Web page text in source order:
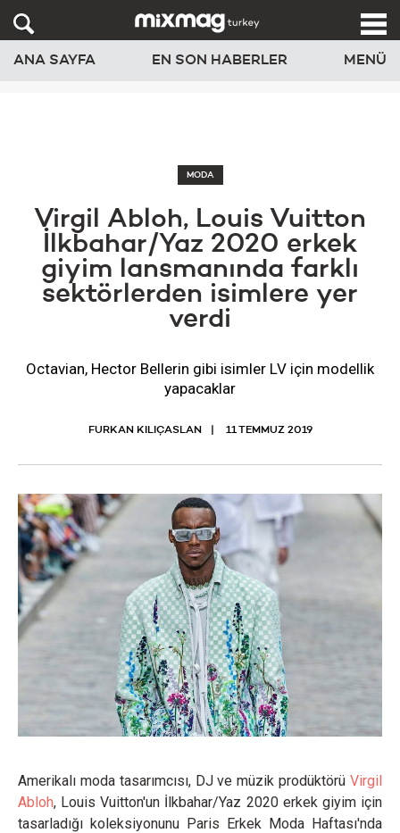
ANA SAYFA EN SON HABERLER MENÜ
MODA
Virgil Abloh, Louis Vuitton
İlkbahar/Yaz 2020 erkek
giyim lansmanında farklı
sektörlerden isimlere yer
verdi
Octavian, Hector Bellerin gibi isimler LV için modellik
yapacaklar
FURKAN KILIÇASLAN 11 TEMMUZ 2019
Amerikalı moda tasarımcısı, DJ ve müzik prodüktörü Virgil
Abloh, Louis Vuitton'un İlkbahar/Yaz 2020 erkek giyim için
tasarladığı koleksiyonunu Paris Erkek Moda Haftası'nda